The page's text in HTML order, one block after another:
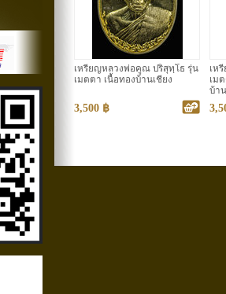
เหรียญหลวงพ่อคูณ ปริสุทฺโธ รุ่น
เมตตา เนื้อทองบ้านเชียง
3,500 ฿
เห
เม
บ้า